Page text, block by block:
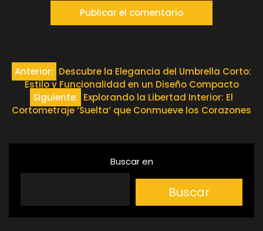
Navegación
entradas
Anterior: Descubre la Elegancia del Umbrella Corto:
Estilo y Funcionalidad en un Diseño Compacto
Siguiente: Explorando la Libertad Interior: El
Cortometraje ‘Suelta’ que Conmueve los Corazones
Buscar en
Buscar